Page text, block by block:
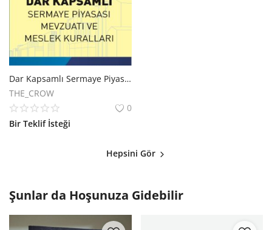
Dar Kapsamlı Sermaye Piyasası Mevzuatı ve Meslek Kuralları Kitabı
THE_CROW
0
Bir Teklif İsteği
Hepsini Gör
Şunlar da Hoşunuza Gidebilir